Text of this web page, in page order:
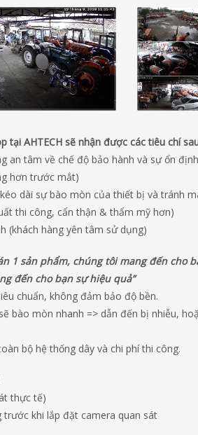
tại AHTECH sẽ nhận được các tiêu chí
an tâm về chế độ bảo hành và sự ổn
hơn trước mắt)
dài sự bào mòn của thiết bị và tránh
thi công, cẩn thận & thẩm mỹ hơn)
(khách hàng yên tâm sử dụng)
1 sản phẩm, chúng tôi mang đến cho
đến cho bạn sự hiệu quả”
chuẩn, không đảm bảo độ bền.
bào mòn nhanh => dẫn đến bị nhiễu,
bộ hệ thống dây và chi phí thi công.
thực tế)
trước khi lắp đặt camera quan sát